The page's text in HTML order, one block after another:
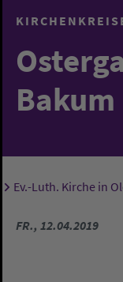
Bakum
Sie sind hier:
Ev.-Luth. Kirche in
FR., 12.04.2019